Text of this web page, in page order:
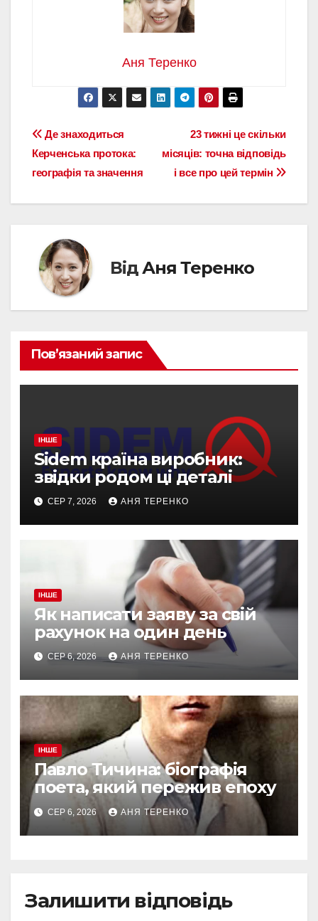
Аня Теренко
Навігація
записів
23 тижні це скільки
місяців: точна відповідь
і все про цей термін
Де знаходиться
Керченська протока:
географія та значення
ВідАня Теренко
Пов’язаний запис
ІНШЕ
Sidem країна виробник:
звідки родом ці деталі
СЕР 7, 2026 АНЯ ТЕРЕНКО
ІНШЕ
Як написати заяву за свій
рахунок на один день
СЕР 6, 2026 АНЯ ТЕРЕНКО
ІНШЕ
Павло Тичина: біографія
поета, який пережив епоху
СЕР 6, 2026 АНЯ ТЕРЕНКО
Залишити відповідь